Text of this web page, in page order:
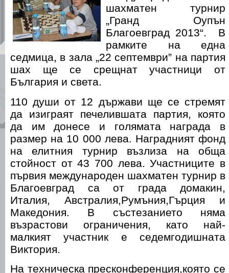
шахматен турнир
„Гранд Оупън
Благоевград 2013“. В
рамките на една
седмица, в зала „22 септември” на партия
шах ще се срещнат участници от
България и света.
110 души от 12 държави ще се стремят
да изиграят печелившата партия, която
да им донесе и голямата награда в
размер на 10 000 лева. Наградният фонд
на елитния турнир възлиза на обща
стойност от 43 700 лева. Участниците в
първия международен шахматен турнир в
Благоевград са от града домакин,
Италия, Австралия,Румъния,Гърция и
Македония. В състезанието няма
възрастови ограничения, като най-
малкият участник е седемгодишната
Виктория.
На техническа пресконференция,която се